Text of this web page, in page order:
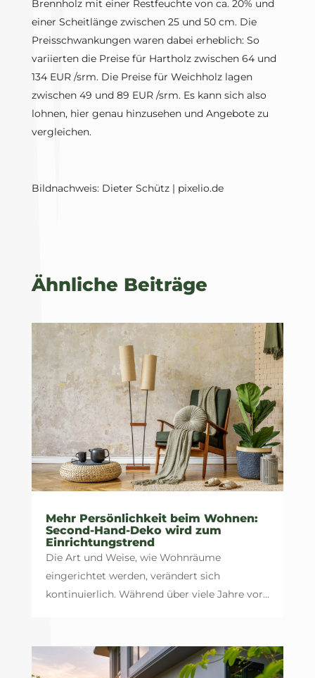
Brennholz mit einer Restfeuchte von ca. 20% und
einer Scheitlänge zwischen 25 und 50 cm. Die
Preisschwankungen waren dabei erheblich: So
variierten die Preise für Hartholz zwischen 64 und
134 EUR /srm. Die Preise für Weichholz lagen
zwischen 49 und 89 EUR /srm. Es kann sich also
lohnen, hier genau hinzusehen und Angebote zu
vergleichen.
Bildnachweis: Dieter Schütz | pixelio.de
Ähnliche Beiträge
Mehr Persönlichkeit beim Wohnen:
Second-Hand-Deko wird zum
Einrichtungstrend
Die Art und Weise, wie Wohnräume
eingerichtet werden, verändert sich
kontinuierlich. Während über viele Jahre vor...